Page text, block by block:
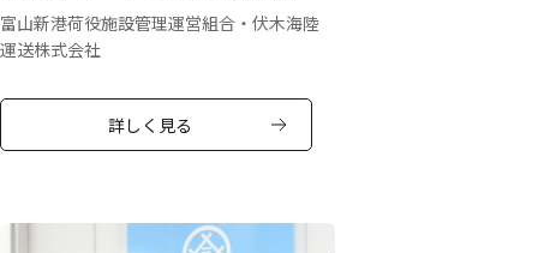
富山新港荷役施設管理運営組合・伏木海陸
運送株式会社
詳しく見る